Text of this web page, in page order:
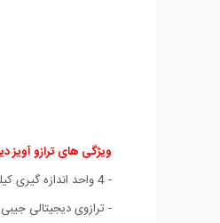
ویژگی های ترازو آویز
- 4 واحد اندازه گیری کیلوگرم، جین، پوند و اونس
- ترازوی دیجیتالی